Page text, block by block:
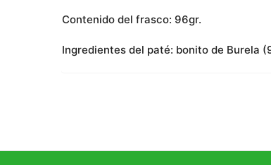
Contenido del frasco: 96gr.
Ingredientes del paté: bonito de Burela